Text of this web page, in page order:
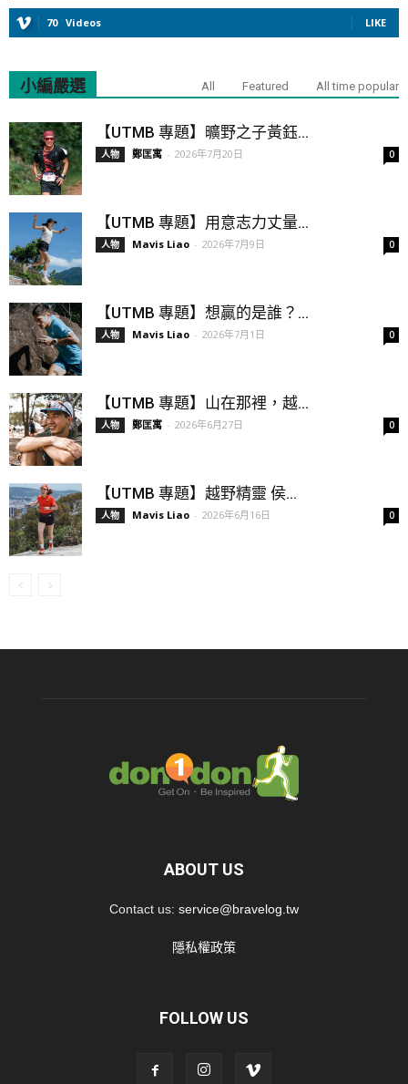
70 Videos LIKE
小編嚴選 All Featured All time popular
【UTMB 專題】曠野之子黃鈺...
人物 鄭匡寓 - 2026年7月20日 0
【UTMB 專題】用意志力丈量...
人物 Mavis Liao - 2026年7月9日 0
【UTMB 專題】想贏的是誰？...
人物 Mavis Liao - 2026年7月1日 0
【UTMB 專題】山在那裡，越...
人物 鄭匡寓 - 2026年6月27日 0
【UTMB 專題】越野精靈 侯...
人物 Mavis Liao - 2026年6月16日 0
ABOUT US
Contact us: service@bravelog.tw
隱私權政策
FOLLOW US